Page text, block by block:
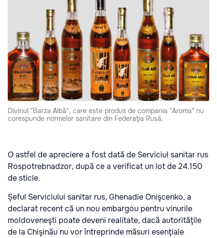
Divinul "Barza Albă", care este produs de compania "Aroma" nu
corespunde normelor sanitare din Federaţia Rusă.
O astfel de apreciere a fost dată de Serviciul sanitar rus
Rospotrebnadzor, după ce a verificat un lot de 24.150
de sticle.
Șeful Serviciului sanitar rus, Ghenadie Onişcenko, a
declarat recent că un nou embargou pentru vinurile
moldoveneşti poate deveni realitate, dacă autorităţile
de la Chişinău nu vor întreprinde măsuri esenţiale